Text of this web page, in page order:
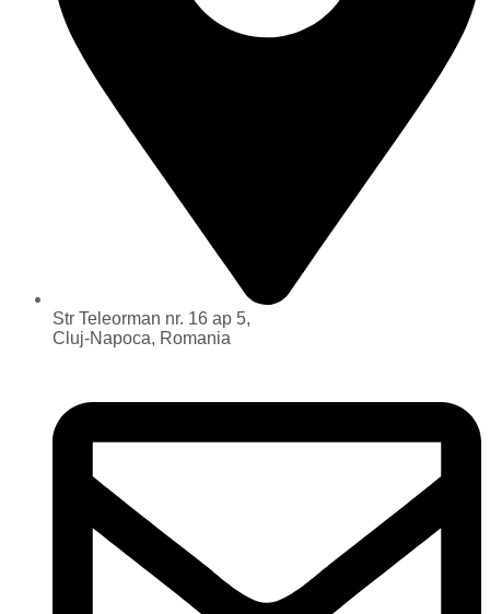
Str Teleorman nr. 16 ap 5,
Cluj-Napoca, Romania